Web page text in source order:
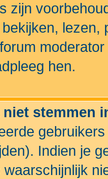
zijn
lezen,
hen.
niet stemmen
Indien je